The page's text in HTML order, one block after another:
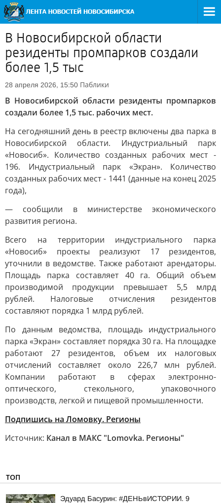
В Новосибирской области
резиденты промпарков создали
более 1,5 тыс
28 апреля 2026, 15:50 Паблики
В Новосибирской области резиденты промпарков
создали более 1,5 тыс. рабочих мест.
На сегодняшний день в реестр включены два парка в
Новосибирской области. Индустриальный парк
«Новосиб». Количество созданных рабочих мест -
196. Индустриальный парк «Экран». Количество
созданных рабочих мест - 1441 (данные на конец 2025
года),
— сообщили в министерстве экономического
развития региона.
Всего на территории индустриального парка
«Новосиб» проекты реализуют 17 резидентов,
уточнили в ведомстве. Также работают арендаторы.
Площадь парка составляет 40 га. Общий объем
производимой продукции превышает 5,5 млрд
рублей. Налоговые отчисления резидентов
составляют порядка 1 млрд рублей.
По данным ведомства, площадь индустриального
парка «Экран» составляет порядка 30 га. На площадке
работают 27 резидентов, объем их налоговых
отчислений составляет около 226,7 млн рублей.
Компании работают в сферах электронно-
оптического, стекольного, упаковочного
производств, легкой и пищевой промышленности.
Подпишись на Ломовку. Регионы
Источник: Канал в МАКС "Lomovka. Регионы"
ТОП
Эдуард Басурин: #ДЕНЬвИСТОРИИ. 9